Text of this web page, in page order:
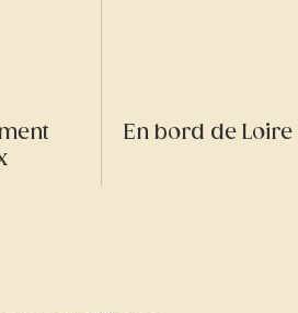
En bord de Loire